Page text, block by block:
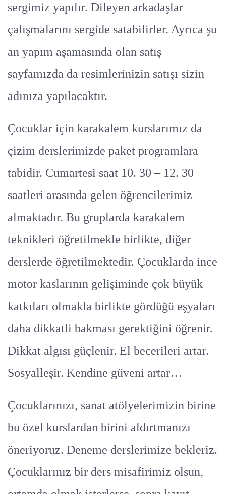
sergimiz yapılır. Dileyen arkadaşlar
çalışmalarını sergide satabilirler. Ayrıca şu
an yapım aşamasında olan satış
sayfamızda da resimlerinizin satışı sizin
adınıza yapılacaktır.
Çocuklar için karakalem kurslarımız da
çizim derslerimizde paket programlara
tabidir. Cumartesi saat 10. 30 – 12. 30
saatleri arasında gelen öğrencilerimiz
almaktadır. Bu gruplarda karakalem
teknikleri öğretilmekle birlikte, diğer
derslerde öğretilmektedir. Çocuklarda ince
motor kaslarının gelişiminde çok büyük
katkıları olmakla birlikte gördüğü eşyaları
daha dikkatli bakması gerektiğini öğrenir.
Dikkat algısı güçlenir. El becerileri artar.
Sosyalleşir. Kendine güveni artar…
Çocuklarınızı, sanat atölyelerimizin birine
bu özel kurslardan birini aldırtmanızı
öneriyoruz. Deneme derslerimize bekleriz.
Çocuklarınız bir ders misafirimiz olsun,